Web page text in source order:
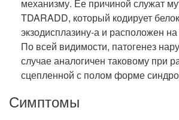
механизму. Ее причиной служат
TDARADD, который кодирует
экзодисплазину-а и расположен
По всей видимости, патогенез
случае аналогичен таковому при
сцепленной с полом форме
Симптомы